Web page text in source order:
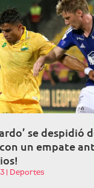
se despidió
un empate
| Deportes